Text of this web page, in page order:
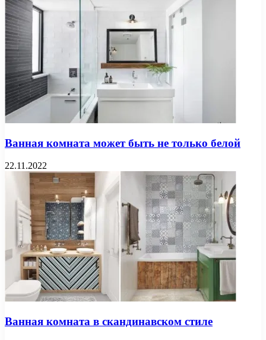
Ванная комната может быть не только белой
22.11.2022
Ванная комната в скандинавском стиле